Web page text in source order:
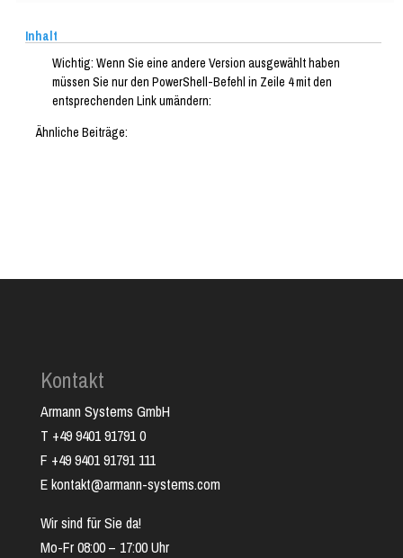
Inhalt
Wichtig: Wenn Sie eine andere Version ausgewählt haben
müssen Sie nur den PowerShell-Befehl in Zeile 4 mit den
entsprechenden Link umändern:
Ähnliche Beiträge:
Kontakt
Armann Systems GmbH
T +49 9401 91791 0
F +49 9401 91791 111
E kontakt@armann-systems.com
Wir sind für Sie da!
Mo-Fr 08:00 – 17:00 Uhr